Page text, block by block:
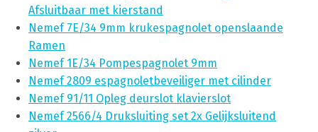
Afsluitbaar met kierstand
Nemef 7E/34 9mm krukespagnolet openslaande
Ramen
Nemef 1E/34 Pompespagnolet 9mm
Nemef 2809 espagnoletbeveiliger met cilinder
Nemef 91/11 Opleg deurslot klavierslot
Nemef 2566/4 Druksluiting set 2x Gelijksluitend